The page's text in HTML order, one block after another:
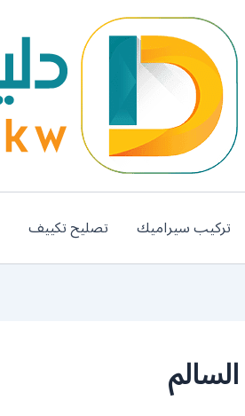
تركيب سيراميك تصليح تكييف